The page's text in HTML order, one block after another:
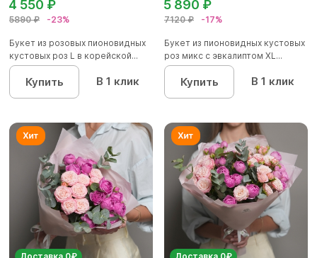
5890 ₽ -23%
4 550 ₽
Букет из розовых пионовидных
кустовых роз L в корейской...
Купить В 1 клик
7120 ₽ -17%
5 890 ₽
Букет из пионовидных кустовых
роз микс с эвкалиптом XL...
Купить В 1 клик